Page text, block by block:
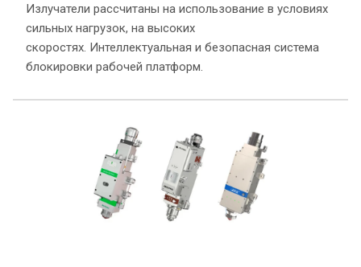
Излучатели рассчитаны на использование в условиях
сильных нагрузок, на высоких
скоростях. Интеллектуальная и безопасная система
блокировки рабочей платформ.